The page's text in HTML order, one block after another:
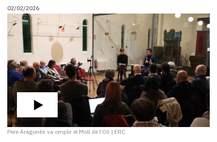
02/02/2026
Pere Aragonès va omplir el Molí de l'Oli | ERC